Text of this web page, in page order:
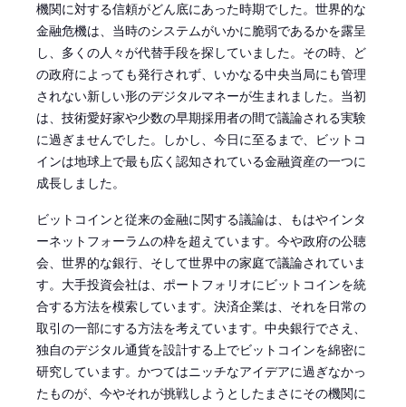
機関に対する信頼がどん底にあった時期でした。世界的な
金融危機は、当時のシステムがいかに脆弱であるかを露呈
し、多くの人々が代替手段を探していました。その時、ど
の政府によっても発行されず、いかなる中央当局にも管理
されない新しい形のデジタルマネーが生まれました。当初
は、技術愛好家や少数の早期採用者の間で議論される実験
に過ぎませんでした。しかし、今日に至るまで、ビットコ
インは地球上で最も広く認知されている金融資産の一つに
成長しました。
ビットコインと従来の金融に関する議論は、もはやインタ
ーネットフォーラムの枠を超えています。今や政府の公聴
会、世界的な銀行、そして世界中の家庭で議論されていま
す。大手投資会社は、ポートフォリオにビットコインを統
合する方法を模索しています。決済企業は、それを日常の
取引の一部にする方法を考えています。中央銀行でさえ、
独自のデジタル通貨を設計する上でビットコインを綿密に
研究しています。かつてはニッチなアイデアに過ぎなかっ
たものが、今やそれが挑戦しようとしたまさにその機関に